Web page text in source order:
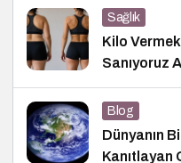
Sağlık
Kilo
Sanıyoruz
Blog
Dünyanın
Kanıtlayan